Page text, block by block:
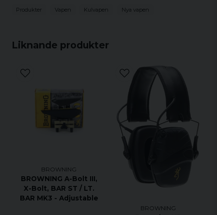
Liknande produkter
BROWNING
BROWNING A-Bolt III,
X-Bolt, BAR ST / LT.
BAR MK3 - Adjustable
BROWNING
Läs mer om produkten via länken:
Produkter Vapen Kulvapen Nya vapen